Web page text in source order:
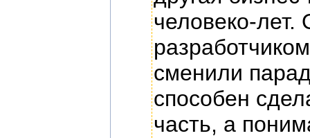
человеко-
сменили
способен
часть, а